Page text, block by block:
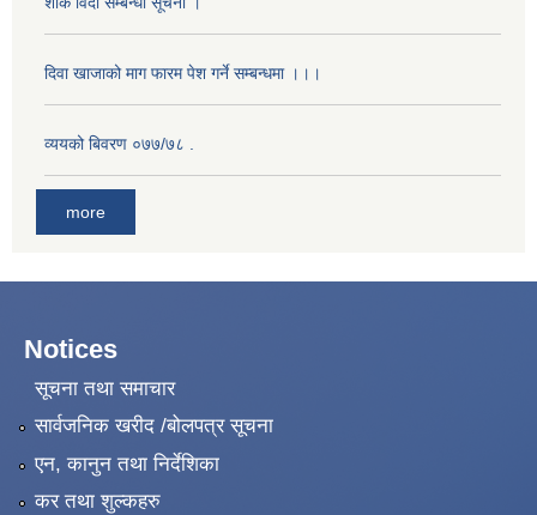
दिवा खाजाको माग फारम पेश गर्ने सम्बन्धमा ।।।
व्ययको बिवरण ०७७/७८ .
more
Notices
सूचना तथा समाचार
सार्वजनिक खरीद /बोलपत्र सूचना
एन, कानुन तथा निर्देशिका
कर तथा शुल्कहरु